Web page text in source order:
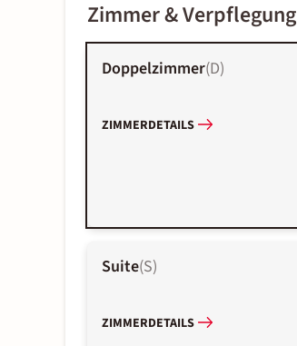
Zimmer & Verpflegung
Doppelzimmer(D)
ZIMMERDETAILS
Suite(S)
ZIMMERDETAILS